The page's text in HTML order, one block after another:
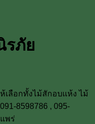
รภัย
เลือกทั้งไม้สักอบแห้ง ไม้
8598786 , 095-
พร่